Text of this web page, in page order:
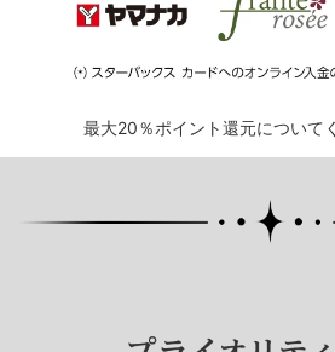
最大20％ポイント還元について